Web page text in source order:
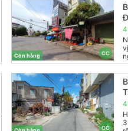
CC
Còn hàng
CC